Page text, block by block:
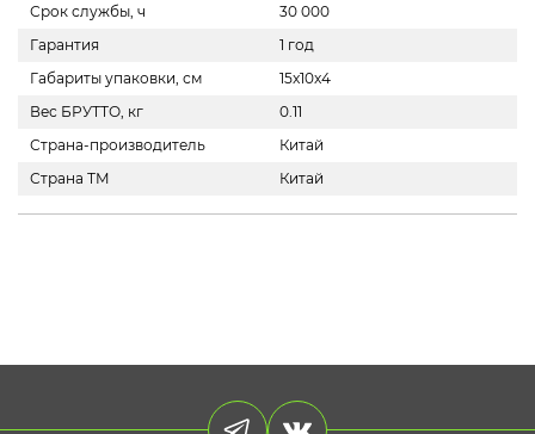
Срок службы, ч
30 000
Гарантия
1 год
Габариты упаковки, см
15x10x4
Вес БРУТТО, кг
0.11
Страна-производитель
Китай
Страна ТМ
Китай